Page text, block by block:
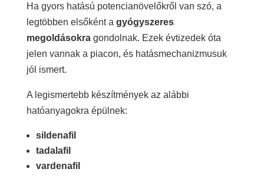
Ha gyors hatású potencianövelőkről van szó, a
legtöbben elsőként a gyógyszeres
megoldásokragondolnak. Ezek évtizedek óta
jelen vannak a piacon, és hatásmechanizmusuk
jól ismert.
A legismertebb készítmények az alábbi
hatóanyagokra épülnek:
sildenafil
tadalafil
vardenafil